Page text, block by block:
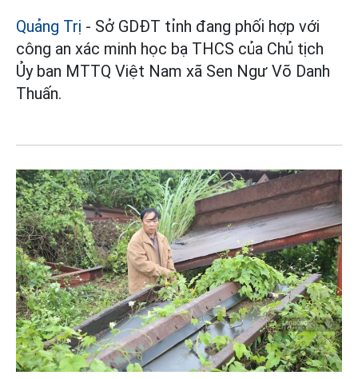
Quảng Trị - Sở GDĐT tỉnh đang phối hợp với
công an xác minh học bạ THCS của Chủ tịch
Ủy ban MTTQ Việt Nam xã Sen Ngư Võ Danh
Thuấn.